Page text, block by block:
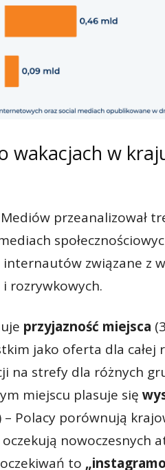
wakacjach w
przeanalizował
związane z
rozrywkowych.
przyjazność miejsca
jako oferta dla całej
na strefy dla różnych
miejscu plasuje się
– Polacy porównują
nowoczesnych
to